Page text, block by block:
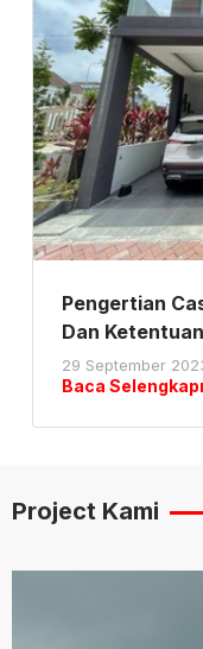
Pengertian
Dan
29 September
Baca
Project Kami